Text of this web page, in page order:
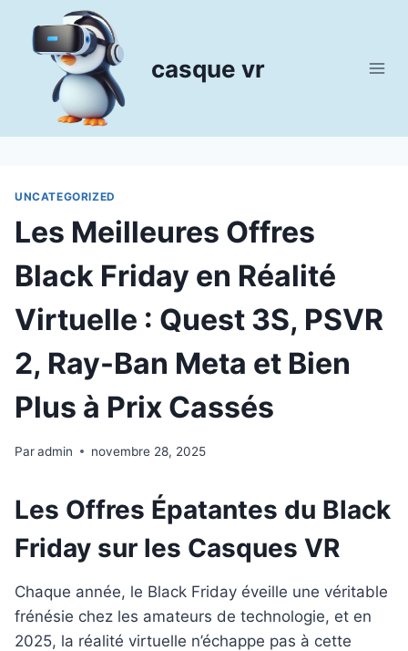
contenu
casque vr
UNCATEGORIZED
Les Meilleures Offres
Black Friday en Réalité
Virtuelle : Quest 3S, PSVR
2, Ray-Ban Meta et Bien
Plus à Prix Cassés
Paradmin novembre 28, 2025
Les Offres Épatantes du Black
Friday sur les Casques VR
Chaque année, le Black Friday éveille une véritable
frénésie chez les amateurs de technologie, et en
2025, la réalité virtuelle n’échappe pas à cette